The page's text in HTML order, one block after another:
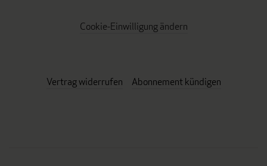
Cookie-Einwilligung ändern
Vertrag widerrufen Abonnement kündigen